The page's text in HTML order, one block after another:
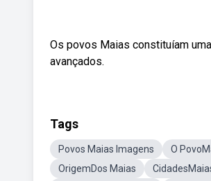
Os povos Maias constituíam
avançados.
Tags
Povos Maias Imagens O
OrigemDos Maias